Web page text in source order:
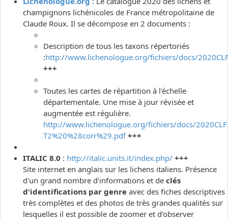
champignons lichénicoles de France métropolitaine de
Claude Roux. Il se décompose en 2 documents :
Description de tous les taxons répertoriés
:http://www.lichenologue.org/fichiers/docs/
+++
Toutes les cartes de répartition à l'échelle
départementale. Une mise à jour révisée et
augmentée est régulière.
http://www.lichenologue.org/fichiers/docs/
T2%20%28corr%29.pdf +++
ITALIC 8.0 : http://italic.units.it/index.php/ +++
Site internet en anglais sur les lichens italiens. Présence
d'un grand nombre d'informations et de clés
d'identifications par genre avec des fiches descriptives
très complètes et des photos de très grandes qualités sur
lesquelles il est possible de zoomer et d'observer